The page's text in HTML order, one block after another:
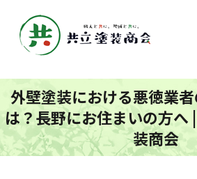
外壁塗装における悪徳業
は？長野にお住まいの方へ
装商会